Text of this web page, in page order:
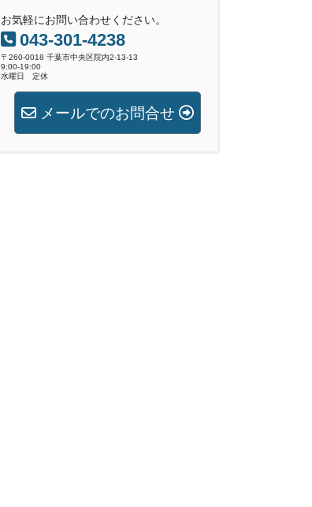
お気軽にお問い合わせください。
043-301-4238
〒260-0018 千葉市中央区院内2-13-13
9:00-19:00
水曜日 定休
メールでのお問合せ